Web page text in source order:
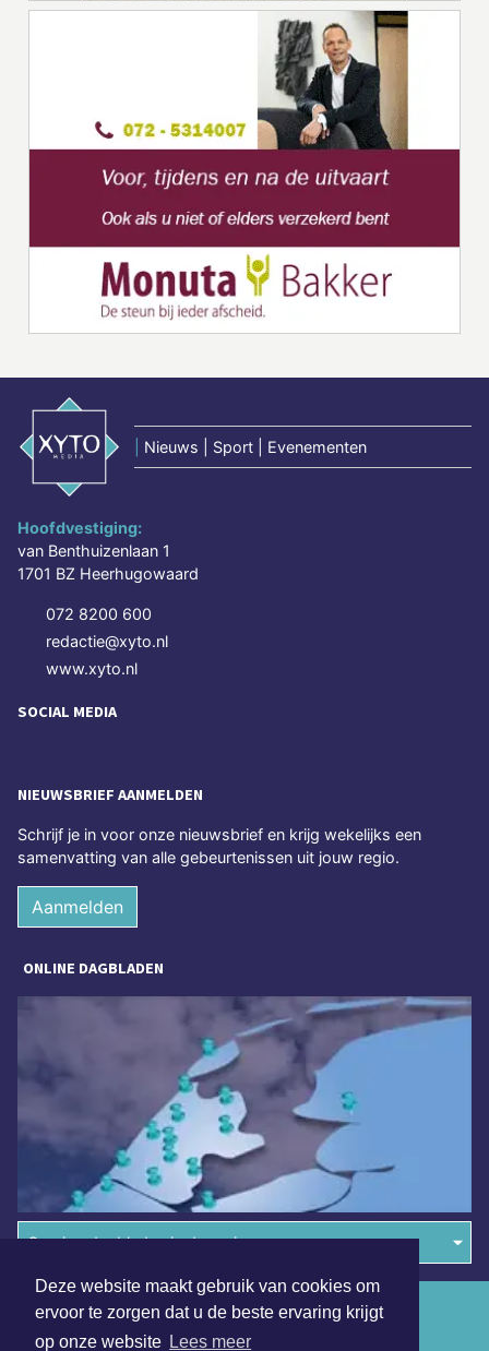
Deze website maakt gebruik van cookies om
ervoor te zorgen dat u de beste ervaring krijgt
op onze website Lees meer
Nieuws | Sport | Evenementen
Hoofdvestiging:
van Benthuizenlaan 1
1701 BZ Heerhugowaard
072 8200 600
redactie@xyto.nl
www.xyto.nl
SOCIAL MEDIA
NIEUWSBRIEF AANMELDEN
Schrijf je in voor onze nieuwsbrief en krijg wekelijks een
samenvatting van alle gebeurtenissen uit jouw regio.
Aanmelden
ONLINE DAGBLADEN
Overige dagbladen in de regio
Algemene voorwaarden
Disclaimer